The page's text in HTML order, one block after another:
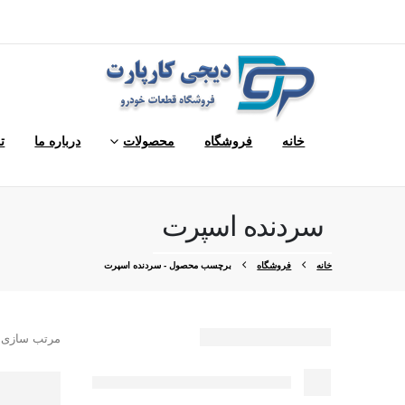
خانه فروشگاه محصولات درباره ما
سردنده اسپرت
خانه فروشگاه برچسب محصول - سردنده اسپرت
مرتب